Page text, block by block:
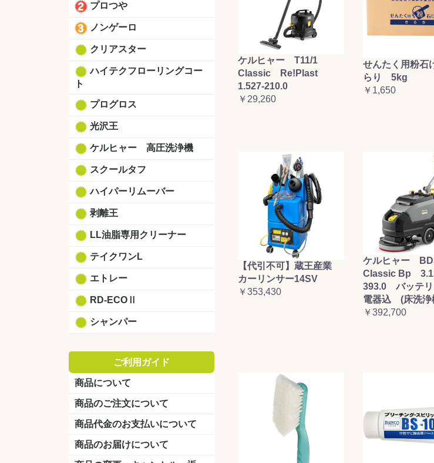
プロつや
ノンゲーロ
クリアスター
ハイテクフローリングコー
ト
プログロス
光沢王
ケルヒャー 高圧洗浄機
スクールタフ
ハイパーリムーバー
剥離王
LL油脂専用クリーナー
テイクワンL
エトレー
RD-ECOⅡ
シャンパー
ご利用ガイド
商品について
商品のご注文について
商品代金のお支払いについて
商品のお届けについて
ケルヒャー T11/1
Classic Re!Plast
1.527-210.0
￥29,260
せんたく用粉
らり 5kg
￥1,650
【代引不可】蔵王産業
カーリンサー14SV
￥353,430
ケルヒャー
Classic Bp
393.0 バッテリ
電器込 (床洗浄
￥392,700